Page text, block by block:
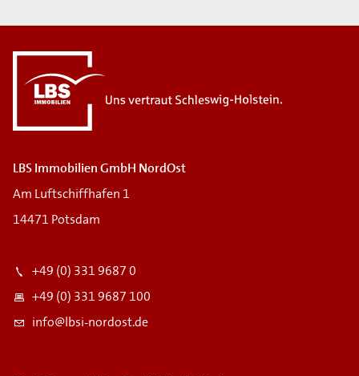
LBS Immobilien GmbH NordOst
Am Luftschiffhafen 1
14471 Potsdam
+49 (0) 331 9687 0
+49 (0) 331 9687 100
info@lbsi-nordost.de